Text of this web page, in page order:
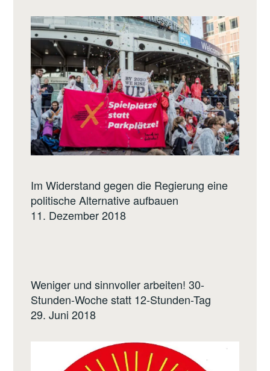
Im Widerstand gegen die Regierung eine
politische Alternative aufbauen
11. Dezember 2018
Weniger und sinnvoller arbeiten! 30-
Stunden-Woche statt 12-Stunden-Tag
29. Juni 2018